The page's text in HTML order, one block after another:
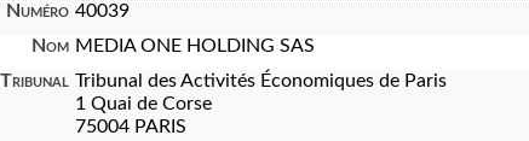
Numéro 40039
Nom MEDIA ONE HOLDING SAS
Tribunal Tribunal des Activités Économiques de Paris
1 Quai de Corse
75004 PARIS